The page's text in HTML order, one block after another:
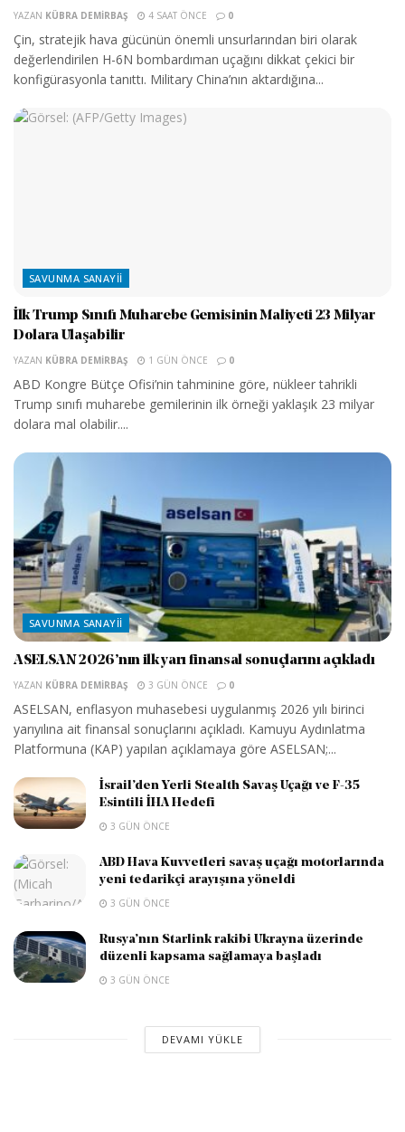
YAZAN KÜBRA DEMIRBAŞ 4 SAAT ÖNCE 0
Çin, stratejik hava gücünün önemli unsurlarından biri olarak
değerlendirilen H-6N bombardıman uçağını dikkat çekici bir
konfigürasyonla tanıttı. Military China’nın aktardığına...
SAVUNMA SANAYII
İlk Trump Sınıfı Muharebe Gemisinin Maliyeti 23 Milyar
Dolara Ulaşabilir
YAZAN KÜBRA DEMIRBAŞ 1 GÜN ÖNCE 0
ABD Kongre Bütçe Ofisi’nin tahminine göre, nükleer tahrikli
Trump sınıfı muharebe gemilerinin ilk örneği yaklaşık 23 milyar
dolara mal olabilir....
SAVUNMA SANAYII
ASELSAN 2026’nın ilk yarı finansal sonuçlarını açıkladı
YAZAN KÜBRA DEMIRBAŞ 3 GÜN ÖNCE 0
ASELSAN, enflasyon muhasebesi uygulanmış 2026 yılı birinci
yarıyılına ait finansal sonuçlarını açıkladı. Kamuyu Aydınlatma
Platformuna (KAP) yapılan açıklamaya göre ASELSAN;...
İsrail’den Yerli Stealth Savaş Uçağı ve F-35
Esintili İHA Hedefi
3 GÜN ÖNCE
ABD Hava Kuvvetleri savaş uçağı motorlarında
yeni tedarikçi arayışına yöneldi
3 GÜN ÖNCE
Rusya’nın Starlink rakibi Ukrayna üzerinde
düzenli kapsama sağlamaya başladı
3 GÜN ÖNCE
DEVAMI YÜKLE